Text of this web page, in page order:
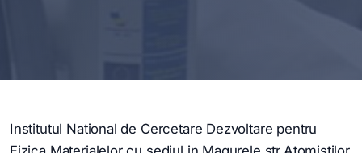
Institutul National de Cercetare Dezvoltare pentru